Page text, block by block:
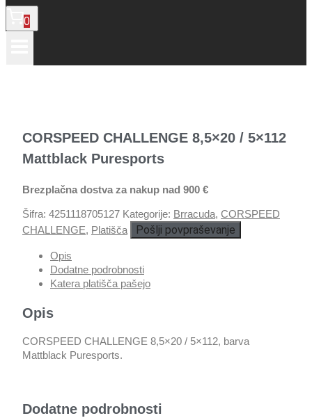
0
CORSPEED CHALLENGE 8,5×20 / 5×112
Mattblack Puresports
Brezplačna dostva za nakup nad 900 €
Šifra: 4251118705127 Kategorije: Brracuda, CORSPEED
CHALLENGE, Platišča Pošlji povpraševanje
Opis
Dodatne podrobnosti
Katera platišča pašejo
Opis
CORSPEED CHALLENGE 8,5×20 / 5×112, barva
Mattblack Puresports.
Dodatne podrobnosti